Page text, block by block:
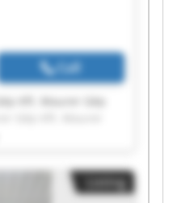
Call
Gép Kft.
Gép Kft. Maurer
Gép Kft.
Listing